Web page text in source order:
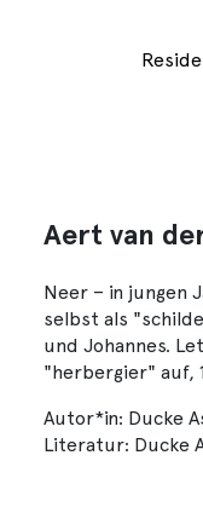
Aert van
Neer – in jungen
selbst als
und Johannes.
"herbergier" auf,
Autor*in: Ducke
Literatur: Ducke